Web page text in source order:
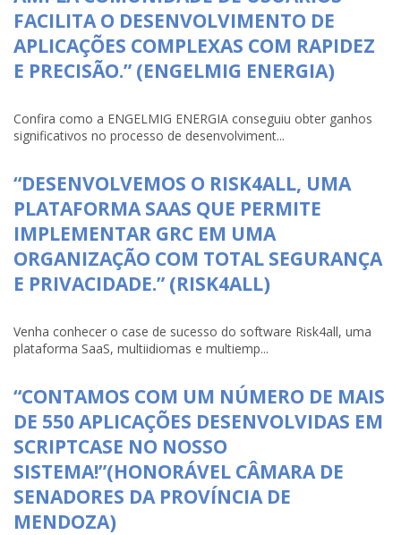
FACILITA O DESENVOLVIMENTO DE
APLICAÇÕES COMPLEXAS COM RAPIDEZ
E PRECISÃO.” (ENGELMIG ENERGIA)
Confira como a ENGELMIG ENERGIA conseguiu obter ganhos
significativos no processo de desenvolviment...
“DESENVOLVEMOS O RISK4ALL, UMA
PLATAFORMA SAAS QUE PERMITE
IMPLEMENTAR GRC EM UMA
ORGANIZAÇÃO COM TOTAL SEGURANÇA
E PRIVACIDADE.” (RISK4ALL)
Venha conhecer o case de sucesso do software Risk4all, uma
plataforma SaaS, multiidiomas e multiemp...
“CONTAMOS COM UM NÚMERO DE MAIS
DE 550 APLICAÇÕES DESENVOLVIDAS EM
SCRIPTCASE NO NOSSO
SISTEMA!”(HONORÁVEL CÂMARA DE
SENADORES DA PROVÍNCIA DE
MENDOZA)